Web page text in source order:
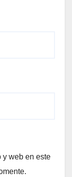
y web en este